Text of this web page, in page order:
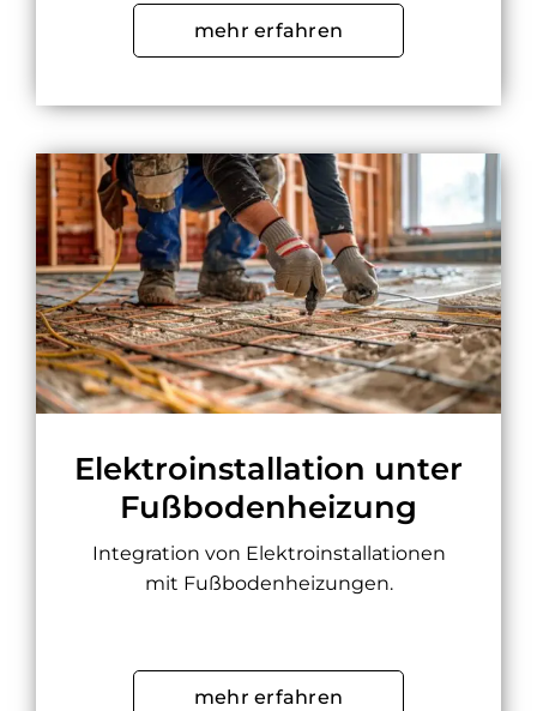
mehr erfahren
Elektroinstallation unter
Fußbodenheizung
Integration von Elektroinstallationen
mit Fußbodenheizungen.
mehr erfahren